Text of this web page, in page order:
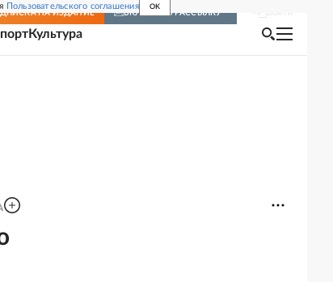
Пользовательского соглашения OK
НА ИЗДАНИЕ ВКЛЮЧИТЬ РАССЫЛКУ
Культура